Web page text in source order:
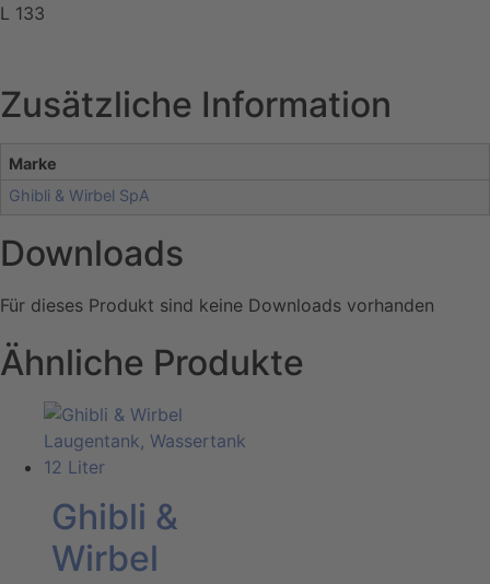
L 133
Zusätzliche Information
Marke
Ghibli & Wirbel SpA
Downloads
Für dieses Produkt sind keine Downloads vorhanden
Ähnliche Produkte
Ghibli &
Wirbel